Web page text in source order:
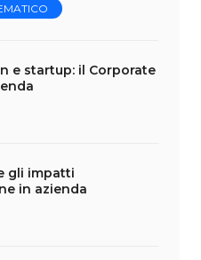
e startup: il Corporate
gli impatti
in azienda